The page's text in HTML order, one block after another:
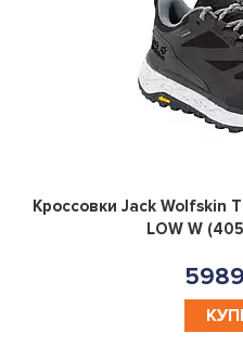
Кроссовки Jack Wolfskin
LOW W